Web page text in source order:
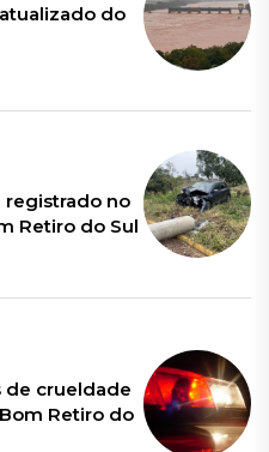
do
no
Retiro do Sul
de crueldade
Retiro do